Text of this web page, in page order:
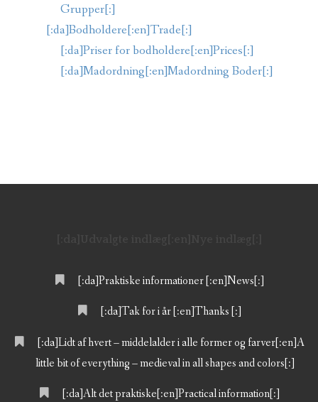
Grupper[:]
[:da]Bodholdere[:en]Trade[:]
[:da]Priser for bodholdere[:en]Prices[:]
[:da]Madordning[:en]Madordning Boder[:]
[:da]Praktiske informationer [:en]News[:]
[:da]Tak for i år [:en]Thanks [:]
[:da]Lidt af hvert – middelalder i alle former og farver[:en]A
little bit of everything – medieval in all shapes and colors[:]
[:da]Alt det praktiske[:en]Practical information[:]